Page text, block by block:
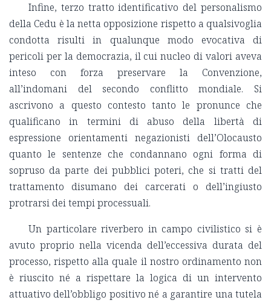
Infine, terzo tratto identificativo del personalismo
della Cedu è la netta opposizione rispetto a qualsivoglia
condotta risulti in qualunque modo evocativa di
pericoli per la democrazia, il cui nucleo di valori aveva
inteso con forza preservare la Convenzione,
all’indomani del secondo conflitto mondiale. Si
ascrivono a questo contesto tanto le pronunce che
qualificano in termini di abuso della libertà di
espressione orientamenti negazionisti dell’Olocausto
quanto le sentenze che condannano ogni forma di
sopruso da parte dei pubblici poteri, che si tratti del
trattamento disumano dei carcerati o dell’ingiusto
protrarsi dei tempi processuali.
Un particolare riverbero in campo civilistico si è
avuto proprio nella vicenda dell’eccessiva durata del
processo, rispetto alla quale il nostro ordinamento non
è riuscito né a rispettare la logica di un intervento
attuativo dell’obbligo positivo né a garantire una tutela